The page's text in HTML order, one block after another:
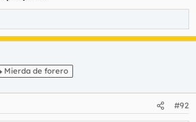
Mierda de forero
#92